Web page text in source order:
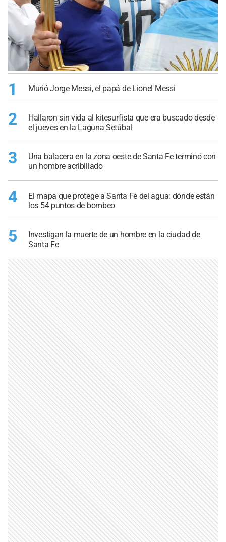
1 Murió Jorge Messi, el papá de Lionel Messi
2
Hallaron sin vida al kitesurfista que era buscado desde
el jueves en la Laguna Setúbal
3
Una balacera en la zona oeste de Santa Fe terminó con
un hombre acribillado
4
El mapa que protege a Santa Fe del agua: dónde están
los 54 puntos de bombeo
5
Investigan la muerte de un hombre en la ciudad de
Santa Fe